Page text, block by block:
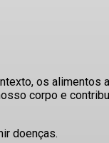
os alimentos
corpo e
doenças.